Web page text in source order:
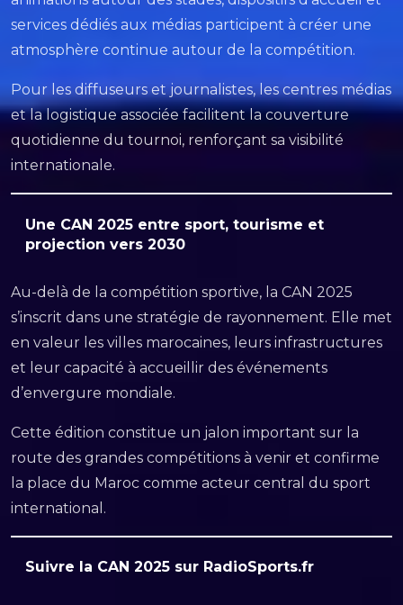
services dédiés aux médias participent à créer une
atmosphère continue autour de la compétition.
Pour les diffuseurs et journalistes, les centres médias
et la logistique associée facilitent la couverture
quotidienne du tournoi, renforçant sa visibilité
internationale.
Une CAN 2025 entre sport, tourisme et
projection vers 2030
Au-delà de la compétition sportive, la CAN 2025
s’inscrit dans une stratégie de rayonnement. Elle met
en valeur les villes marocaines, leurs infrastructures
et leur capacité à accueillir des événements
d’envergure mondiale.
Cette édition constitue un jalon important sur la
route des grandes compétitions à venir et confirme
la place du Maroc comme acteur central du sport
international.
Suivre la CAN 2025 sur RadioSports.fr